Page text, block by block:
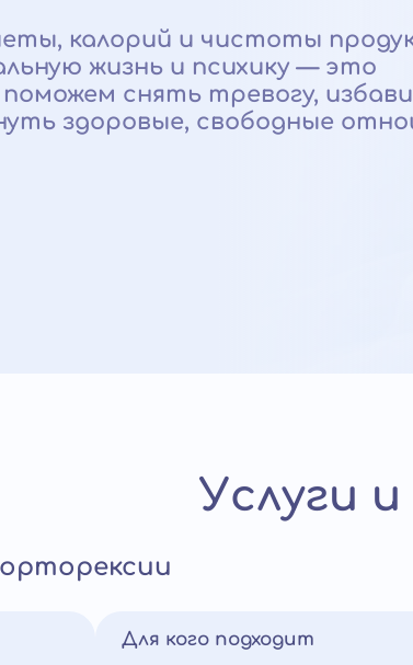
калорий и чистоты
жизнь и психику — это
снять тревогу,
здоровые, свободные
Услуги
Для кого подходит